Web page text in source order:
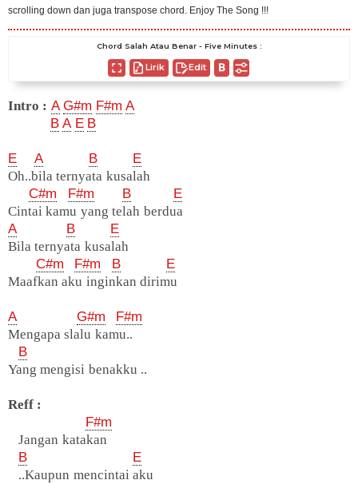
scrolling down dan juga transpose chord. Enjoy The Song !!!
Chord Salah Atau Benar - Five Minutes :
Lirik Edit
Intro : A G#m F#m A
B A E B
E A B
E
Oh..bila ternyata kusalah
C#m
F#m B
E
Cintai kamu yang telah berdua
A
B
E
Bila ternyata kusalah
C#m
F#m B
E
Maafkan aku inginkan dirimu
A G#m
F#m
Mengapa slalu kamu..
B
Yang mengisi benakku ..
Reff :
F#m
Jangan katakan
B
E
..Kaupun mencintai aku